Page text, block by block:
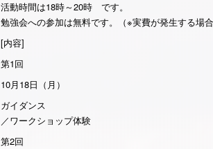
活動時間は18時～20時 です。
勉強会への参加は無料です。（※実費が発生する場合
[内容]
第1回
10月18日（月）
ガイダンス
／ワークショップ体験
第2回